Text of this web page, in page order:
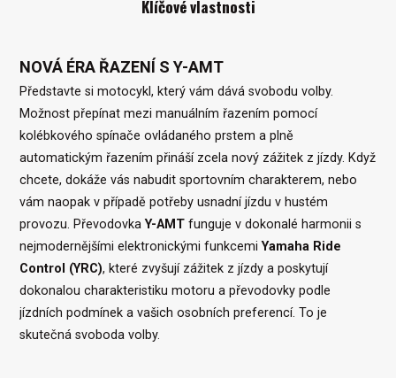
Klíčové vlastnosti
NOVÁ ÉRA ŘAZENÍ S Y-AMT
Představte si motocykl, který vám dává svobodu volby.
Možnost přepínat mezi manuálním řazením pomocí
kolébkového spínače ovládaného prstem a plně
automatickým řazením přináší zcela nový zážitek z jízdy. Když
chcete, dokáže vás nabudit sportovním charakterem, nebo
vám naopak v případě potřeby usnadní jízdu v hustém
provozu. PřevodovkaY-AMT funguje v dokonalé harmonii s
nejmodernějšími elektronickými funkcemiYamaha Ride
Control (YRC), které zvyšují zážitek z jízdy a poskytují
dokonalou charakteristiku motoru a převodovky podle
jízdních podmínek a vašich osobních preferencí. To je
skutečná svoboda volby.